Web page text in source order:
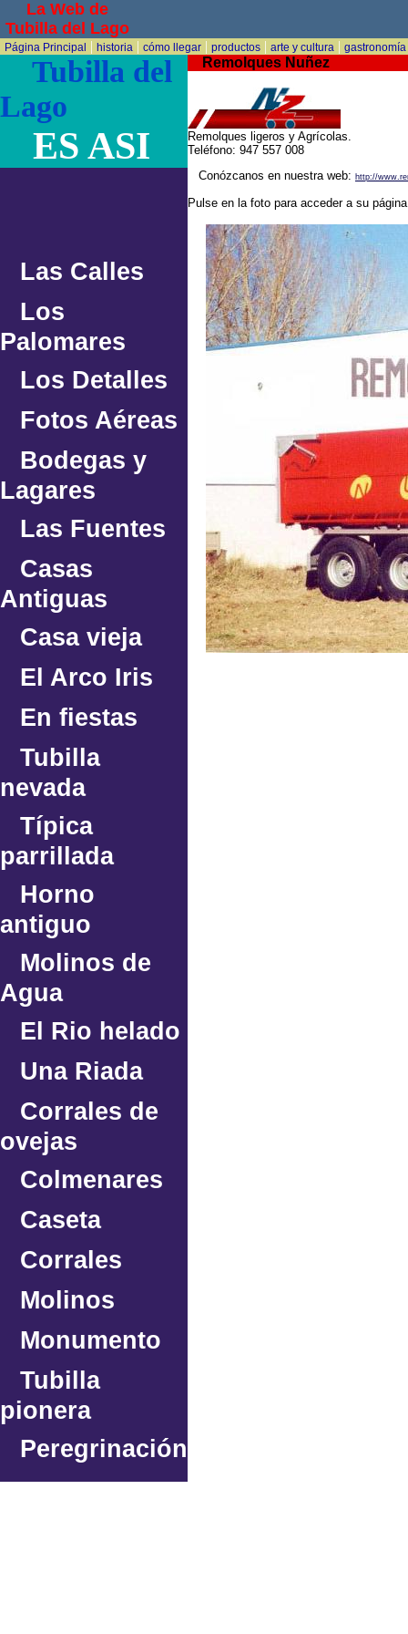
La Web de
Tubilla del Lago
Página Principal | historia | cómo llegar| productos| arte y cultura | gastronomía
Tubilla del
Lago
ES ASI
Las Calles
Los
Palomares
Los Detalles
Fotos Aéreas
Bodegas y
Lagares
Las Fuentes
Casas
Antiguas
Casa vieja
El Arco Iris
En fiestas
Tubilla
nevada
Típica
parrillada
Horno
antiguo
Molinos de
Agua
El Rio helado
Una Riada
Corrales de
ovejas
Colmenares
Caseta
Corrales
Molinos
Monumento
Tubilla
pionera
Peregrinación
Remolques Nuñez
Remolques ligeros y Agrícolas.
Teléfono: 947 557 008
Conózcanos en nuestra web: http://
Pulse en la foto para acceder a su